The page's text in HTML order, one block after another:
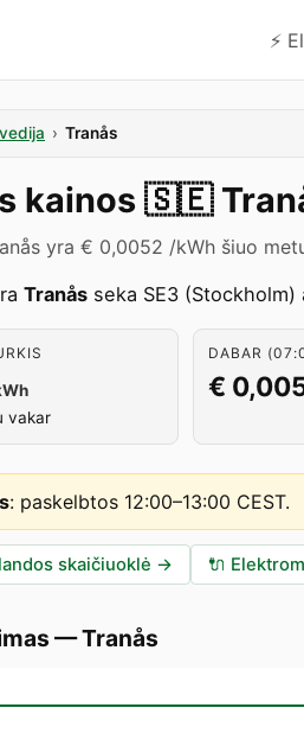
⚡️
› Tranås
kainos 🇸🇪
yra € 0,0052 /kWh šiuo
Tranås seka SE3
vakar
DABAR
€
: paskelbtos 12:00–13:00 CEST.
skaičiuoklė → 🔌
—Tranås